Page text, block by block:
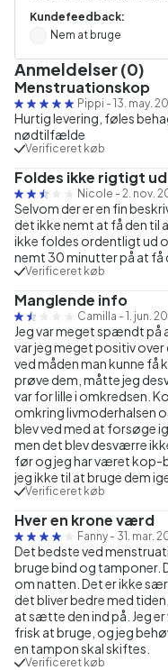
Kundefeedback:
Nem at bruge
Anmeldelser (0)
Menstruationskop
Pippi - 13. may.
Hurtig levering, føles
nødtilfælde
Verificeret køb
Foldes ikke rigtigt ud
Nicole - 2. nov.
Selvom der er en fin
det ikke nemt at få den
ikke foldes ordentligt ud
nemt 30 minutter på at få
Verificeret køb
Manglende info
Camilla - 1. jun.
Jeg var meget spændt på
var jeg meget positiv
ved måden man kunne få
prøve dem, måtte jeg
var for lille i omkredsen.
omkring livmoderhalsen
blev ved med at forsøge
men det blev desværre
før og jeg har været kop-
jeg ikke til at bruge dem
Verificeret køb
Hver en krone værd
Fanny - 31. mar.
Det bedste ved
bruge bind og tamponer.
om natten. Det er ikke
det bliver bedre med
at sætte den ind på. Jeg
frisk at bruge, og jeg
en tampon skal skiftes.
Verificeret køb